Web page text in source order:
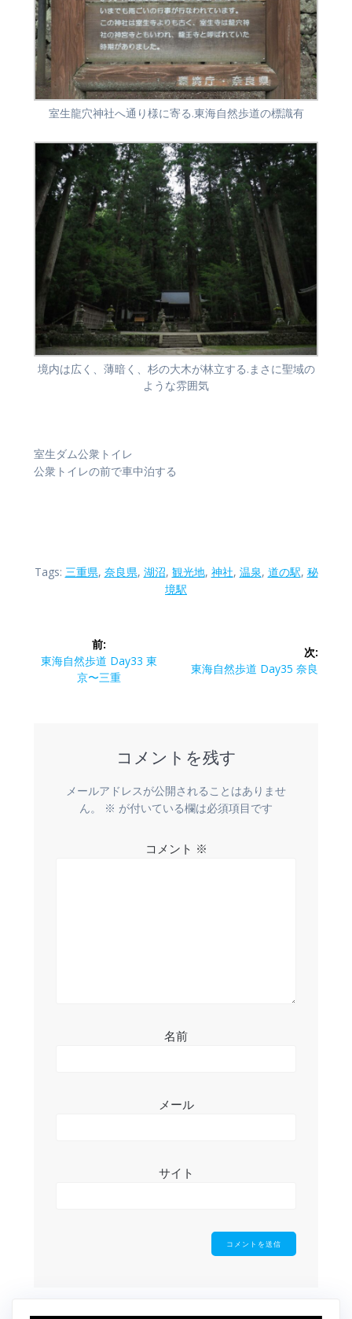
室生龍穴神社へ通り様に寄る.東海自然歩道の標識有
境内は広く、薄暗く、杉の大木が林立する.まさに聖域の
ような雰囲気
室生ダム公衆トイレ
公衆トイレの前で車中泊する
Tags: 三重県, 奈良県, 湖沼, 観光地, 神社, 温泉, 道の駅, 秘
境駅
前:
前
東海自然歩道 Day33 東
京〜三重
次:
次
東海自然歩道 Day35 奈良
コメントを残す
メールアドレスが公開されることはありませ
ん。
※ が付いている欄は必須項目です
コメント ※
名前
メール
サイト